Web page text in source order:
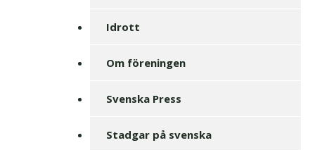
Idrott
Om föreningen
Svenska Press
Stadgar på svenska